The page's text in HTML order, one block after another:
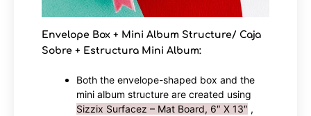
Envelope Box + Mini Album Structure/ Caja
Sobre + Estructura Mini Album:
Both the envelope-shaped box and the
mini album structure are created using
Sizzix Surfacez – Mat Board, 6″ X 13″ ,